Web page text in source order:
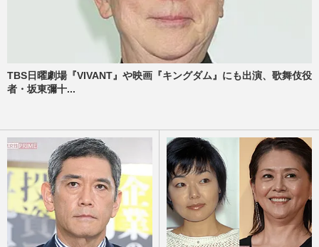
TBS日曜劇場『VIVANT』や映画『キングダム』にも出演、歌舞伎役
者・坂東彌十...